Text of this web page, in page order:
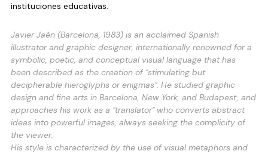
instituciones educativas.
Javier Jaén (Barcelona, 1983) is an acclaimed Spanish
illustrator and graphic designer, internationally renowned for a
symbolic, poetic, and conceptual visual language that has
been described as the creation of "stimulating but
decipherable hieroglyphs or enigmas". He studied graphic
design and fine arts in Barcelona, New York, and Budapest, and
approaches his work as a "translator" who converts abstract
ideas into powerful images, always seeking the complicity of
the viewer.
His style is characterized by the use of visual metaphors and